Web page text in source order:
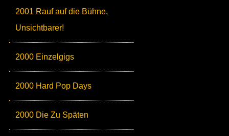
2001 Rauf auf die Bühne,
Unsichtbarer!
2000 Einzelgigs
2000 Hard Pop Days
2000 Die Zu Späten